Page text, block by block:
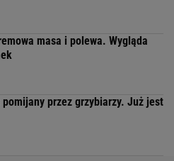
masa i polewa. Wygląda
pomijany przez grzybiarzy. Już jest